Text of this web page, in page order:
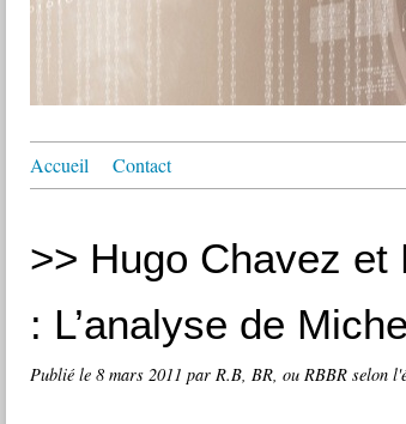
Accueil Contact
>> Hugo Chavez et
: L’analyse de
Publié le 8 mars 2011 par R.B, BR, ou RBBR selon